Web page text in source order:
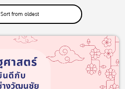
Sort from oldest